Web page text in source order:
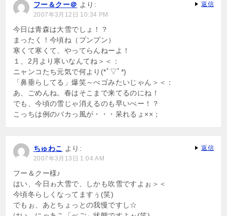
フー＆クー＠ より:
2007年3月12日 10:34 PM
今日は青森は大雪でしょ！？
まったく！今頃ね（プンプン）
寒くて寒くて、やってらんねーよ！
１、2月より寒いなんてね＞＜：
ニャンコたち元気で何より(*ﾟ▽ﾟ*)
「鼻垂らしてる」爆笑～べゴみたいじゃん＞＜：
あ、ごめんね。春はそこまで来てるのにね！
でも、今頃の雪じゃ消えるのも早いべー！？
こっちは例のバカっ風が・・・呆れるょ××；
返信
ちゅわこ より:
2007年3月13日 1:04 AM
フー＆クー様♪
はい、今日ゎ大雪で、しかも吹雪ですよぉ＞＜
今頃冬らしくなってますぅ(笑)
でもぉ、あとちょっとの我慢ですし☆
返信